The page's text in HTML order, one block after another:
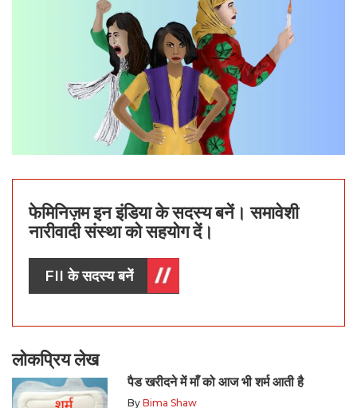
फेमिनिज़म इन इंडिया के सदस्य बनें। समावेशी
नारीवादी संस्था को सहयोग दें।
FII के सदस्य बनें
लोकप्रिय लेख
पैड खरीदने में माँ को आज भी शर्म आती है
By Bima Shaw